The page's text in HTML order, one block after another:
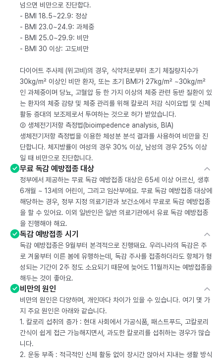
넘으면 비만으로 진단합다.
- BMI 18.5~22.9: 정상
- BMI 23.0~24.9: 과체중
- BMI 25.0~29.9: 비만
- BMI 30 이상: 고도비만
다이어트 주사제 (위고비)의 경우, 식약처로부터 초기 체질량지수가
30kg/m² 이상인 비만 환자, 또는 초기 BMI가 27kg/m² ~30kg/m²
인 과체중이며 당뇨, 고혈압 등 한 가지 이상의 체중 관련 동반 질환이 있
는 환자의 체중 감량 및 체중 관리를 위해 칼로리 저감 식이요법 및 신체
활동 증대의 보조제로서 투여하는 것으로 허가 받았습니다.
② 생체전기저항 측정법(bioimpedence analysis, BIA)
생체전기저항 측정법을 이용한 체성분 분석 결과를 사용하여 비만을 진
단합니다. 체지방률이 여성의 경우 30% 이상, 남성의 경우 25% 이상
일 때 비만으로 진단합니다.
무료 독감 예방접종 대상
정부에서 제공하는 무료 독감 예방접종 대상은 65세 이상 어르신, 생후
6개월 ~ 13세의 어린이, 그리고 임산부에요. 무료 독감 예방접종 대상에
해당하는 경우, 정부 지정 의료기관과 보건소에서 무료로 독감 예방접종
을 할 수 있어요. 이외 일반인은 일반 의료기관에서 유료 독감 예방접종
을 진행해야 해요.
독감 예방접종 시기
독감 예방접종은 9월부터 본격적으로 진행돼요. 우리나라의 독감은 주
로 겨울부터 이른 봄에 유행하는데, 독감 주사를 접종하더라도 항체가 형
성되는 기간이 2주 정도 소요되기 때문에 늦어도 11월까지는 예방접종을
해두는 것이 좋아요.
비만의 원인
비만의 원인은 다양하며, 개인마다 차이가 있을 수 있습니다. 여기 몇 가
지 주요 원인은 아래와 같습니다.
1. 칼로리 섭취의 증가 : 현대 사회에서 가공식품, 패스트푸드, 고칼로리
간식이 쉽게 접근 가능해지면서, 과도한 칼로리를 섭취하는 경우가 많습
니다.
2. 운동 부족 : 적극적인 신체 활동 없이 장시간 앉아서 지내는 생활 방식